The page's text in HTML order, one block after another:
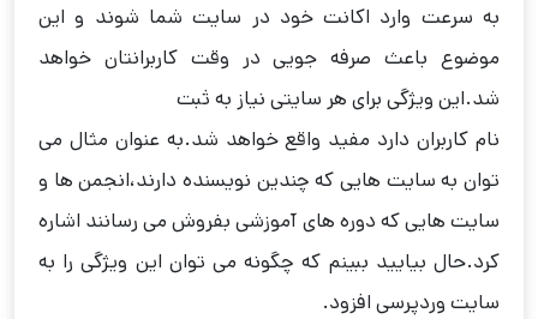
به سرعت وارد اکانت خود در سایت شما شوند و این
موضوع باعث صرفه جویی در وقت کاربرانتان خواهد
شد.این ویژگی برای هر سایتی نیاز به ثبت
نام کاربران دارد مفید واقع خواهد شد.به عنوان مثال می
توان به سایت هایی که چندین نویسنده دارند،انجمن ها و
سایت هایی که دوره های آموزشی بفروش می رسانند اشاره
کرد.حال بیایید ببینم که چگونه می توان این ویژگی را به
سایت وردپرسی افزود.